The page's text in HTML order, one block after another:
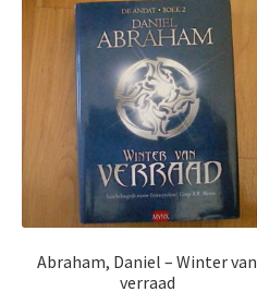
Abraham, Daniel – Winter van
verraad